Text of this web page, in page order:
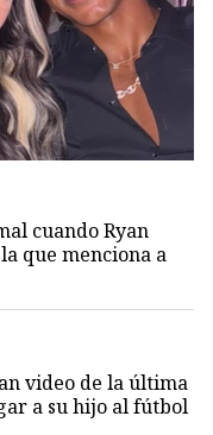
cuando Ryan
que menciona a
video de la última
a su hijo al fútbol